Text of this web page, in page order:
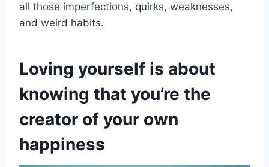
all those imperfections, quirks, weaknesses,
and weird habits.
Loving yourself is about
knowing that you’re the
creator of your own
happiness